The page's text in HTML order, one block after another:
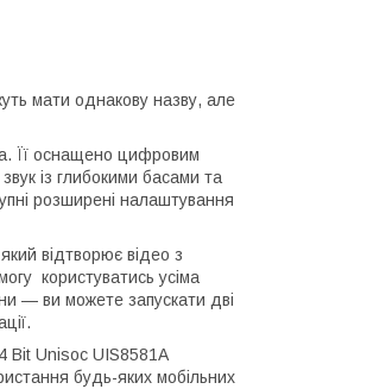
мати однакову назву, але
Її оснащено цифровим
із глибокими басами та
розширені налаштування
відтворює відео з
користуватись усіма
— ви можете запускати дві
Bit Unisoc UIS8581A
будь-яких мобільних